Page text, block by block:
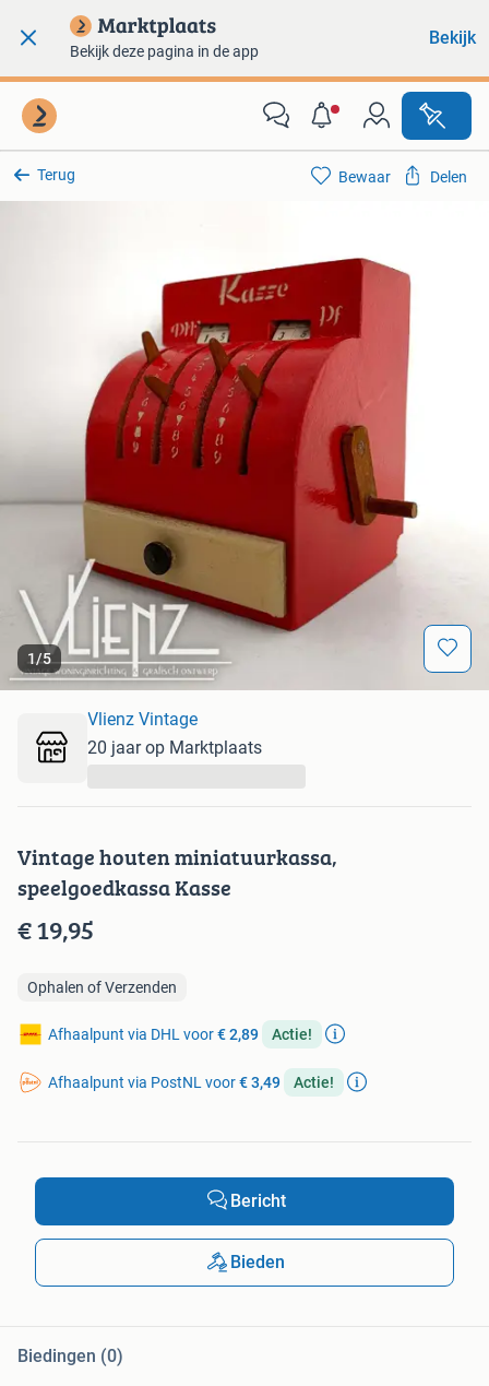
Bekijk deze pagina in de app
Bekijk
Terug
1/5
Bewaar Delen
Vintage houten miniatuurkassa,
speelgoedkassa Kasse
€ 19,95
Ophalen of Verzenden
Afhaalpunt via DHL voor€ 2,89 Actie!
Afhaalpunt via PostNL voor€ 3,49 Actie!
Vlienz Vintage
20 jaar op Marktplaats
Bericht
Bieden
Biedingen (0)